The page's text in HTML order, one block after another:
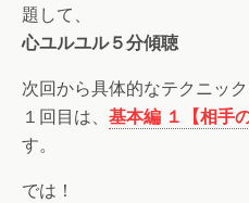
題して、
心ユルユル５分傾聴
次回から具体的なテクニッ
１回目は、 基本編 １【相手
す。
では！